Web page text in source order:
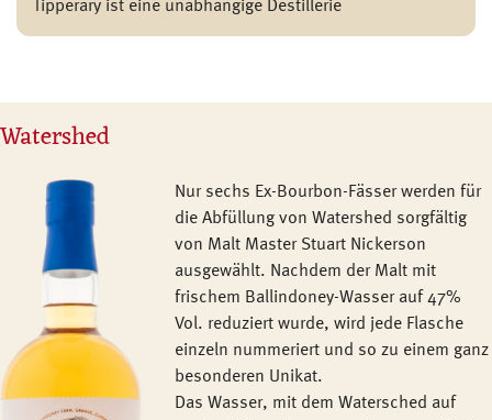
Tipperary ist eine unabhängige Destillerie
Watershed
Nur sechs Ex-Bourbon-Fässer werden für
die Abfüllung von Watershed sorgfältig
von Malt Master Stuart Nickerson
ausgewählt. Nachdem der Malt mit
frischem Ballindoney-Wasser auf 47%
Vol. reduziert wurde, wird jede Flasche
einzeln nummeriert und so zu einem ganz
besonderen Unikat.
Das Wasser, mit dem Watersched auf